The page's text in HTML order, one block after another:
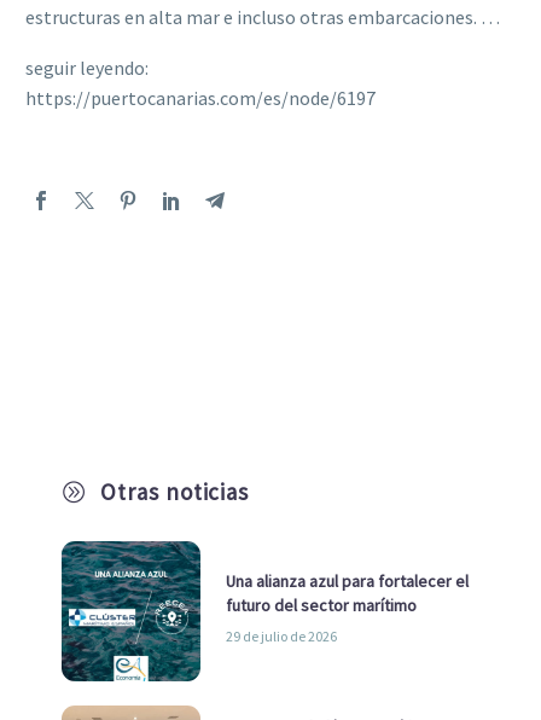
A Otras noticias
Una alianza azul para fortalecer el
futuro del sector marítimo
29 de julio de 2026
estructuras en alta mar e incluso otras embarcaciones. …
seguir leyendo:
https://puertocanarias.com/es/node/6197